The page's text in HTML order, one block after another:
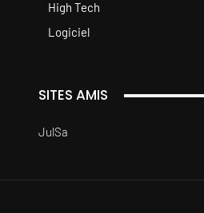
High Tech
Logiciel
SITES AMIS
JulSa